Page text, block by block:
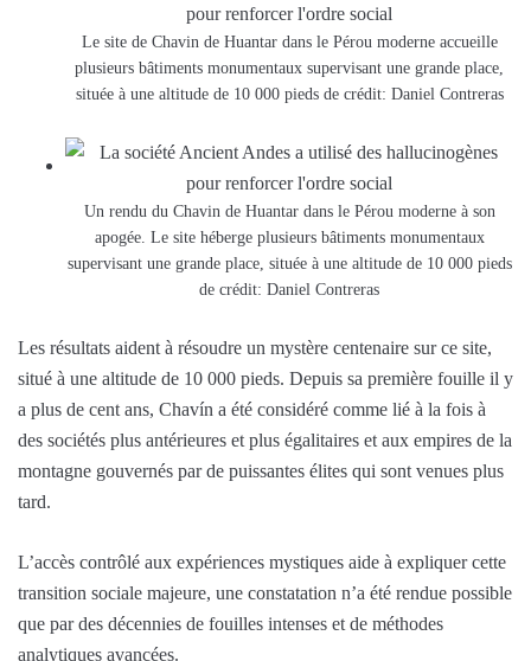
Le site de Chavin de Huantar dans le Pérou moderne accueille
plusieurs bâtiments monumentaux supervisant une grande place,
située à une altitude de 10 000 pieds de crédit: Daniel Contreras
Un rendu du Chavin de Huantar dans le Pérou moderne à son
apogée. Le site héberge plusieurs bâtiments monumentaux
supervisant une grande place, située à une altitude de 10 000 pieds
de crédit: Daniel Contreras
Les résultats aident à résoudre un mystère centenaire sur ce site,
situé à une altitude de 10 000 pieds. Depuis sa première fouille il y
a plus de cent ans, Chavín a été considéré comme lié à la fois à
des sociétés plus antérieures et plus égalitaires et aux empires de la
montagne gouvernés par de puissantes élites qui sont venues plus
tard.
L’accès contrôlé aux expériences mystiques aide à expliquer cette
transition sociale majeure, une constatation n’a été rendue possible
que par des décennies de fouilles intenses et de méthodes
analytiques avancées.